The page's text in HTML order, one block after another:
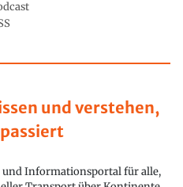
und verstehen,
Informationsportal für alle,